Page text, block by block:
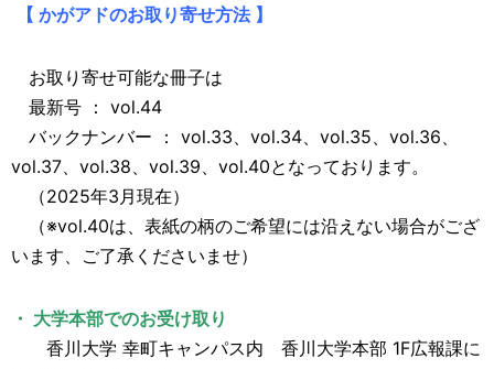
【 かがアドのお取り寄せ方法 】
お取り寄せ可能な冊子は
最新号 ： vol.44
バックナンバー ： vol.33、vol.34、vol.35、vol.36、
vol.37、vol.38、vol.39、vol.40となっております。
（2025年3月現在）
（※vol.40は、表紙の柄のご希望には沿えない場合がござ
います、ご了承くださいませ）
・ 大学本部でのお受け取り
香川大学 幸町キャンパス内 香川大学本部 1F広報課に